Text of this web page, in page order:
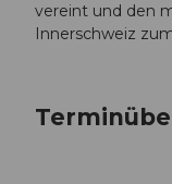
vereint und den
Innerschweiz